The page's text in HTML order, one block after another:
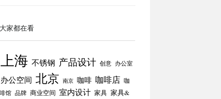
家都在看
上海 不锈钢 产品设计 创意 办公室
办公空间 北京 南京 咖啡 咖啡店 咖
馆 品牌 商业空间 室内设计 家具 家具&